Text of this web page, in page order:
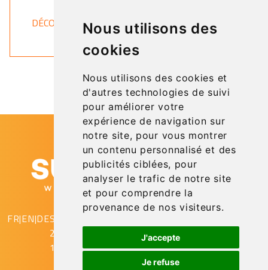
Nous utilisons des
cookies
Nous utilisons des cookies et
d'autres technologies de suivi
pour améliorer votre
expérience de navigation sur
notre site, pour vous montrer
un contenu personnalisé et des
publicités ciblées, pour
analyser le trafic de notre site
et pour comprendre la
provenance de nos visiteurs.
J'accepte
Je refuse
DÉCOUVRIR
FR|EN|DESupAirVision
2 rue Gustave Eiffel
10430 Rosières Près Troyes